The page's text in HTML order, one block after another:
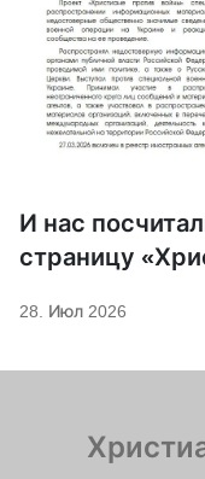
И нас
страницу
28. Июл 2026